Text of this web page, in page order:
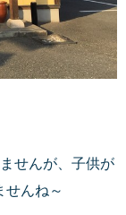
せんが、子供が
せんね～